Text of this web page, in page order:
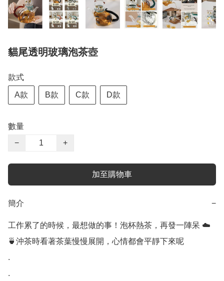
貓尾透明玻璃泡茶壺
款式
A款 B款 C款 D款
數量
−
+
加至購物車
簡介 −
工作累了的時候，最想做的事！泡杯熱茶，再發一陣呆 ☁️
🍵沖茶時看著茶葉慢慢展開，心情都會平靜下來呢
.
.